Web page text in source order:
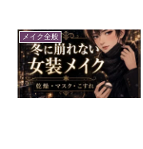
メイク全般